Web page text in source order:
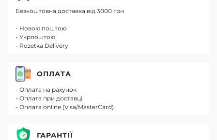
Безкоштовна доставка від 3000 грн
- Новою поштою
- Укрпоштою
- Rozetka Delivery
ОПЛАТА
- Оплата на рахунок
- Оплата при доставці
- Оплата online (Visa/MasterCard)
ГАРАНТІЇ